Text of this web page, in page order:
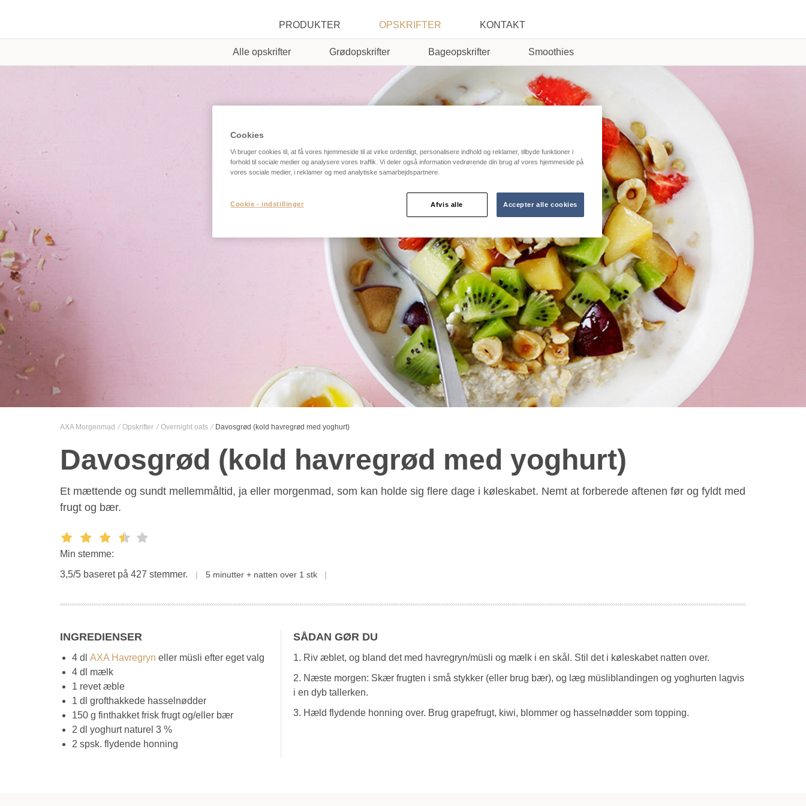
PRODUKTER OPSKRIFTER KONTAKT
Alle opskrifter Grødopskrifter Bageopskrifter Smoothies
AXA Morgenmad Opskrifter Overnight oats Davosgrød (kold havregrød med yoghurt)
Davosgrød (kold havregrød med yoghurt)
Et mættende og sundt mellemmåltid, ja eller morgenmad, som kan holde sig flere dage i køleskabet. Nemt at forberede aftenen før og fyldt med
frugt og bær.
Min stemme:
3,5/5 baseret på 427 stemmer.
5 minutter + natten over 1 stk
INGREDIENSER
4 dl AXA Havregryn eller müsli efter eget valg
4 dl mælk
1 revet æble
1 dl grofthakkede hasselnødder
150 g finthakket frisk frugt og/eller bær
2 dl yoghurt naturel 3 %
2 spsk. flydende honning
SÅDAN GØR DU
1. Riv æblet, og bland det med havregryn/müsli og mælk i en skål. Stil det i køleskabet natten over.
2. Næste morgen: Skær frugten i små stykker (eller brug bær), og læg müsliblandingen og yoghurten lagvis
i en dyb tallerken.
3. Hæld flydende honning over. Brug grapefrugt, kiwi, blommer og hasselnødder som topping.
Cookies
Vi bruger cookies til, at få vores hjemmeside til at virke ordentligt, personalisere indhold og reklamer, tilbyde funktioner i
forhold til sociale medier og analysere vores traffik. Vi deler også information vedrørende din brug af vores hjemmeside på
vores sociale medier, i reklamer og med analytiske samarbejdspartnere.
Cookie - indstillinger Afvis alle Accepter alle cookies